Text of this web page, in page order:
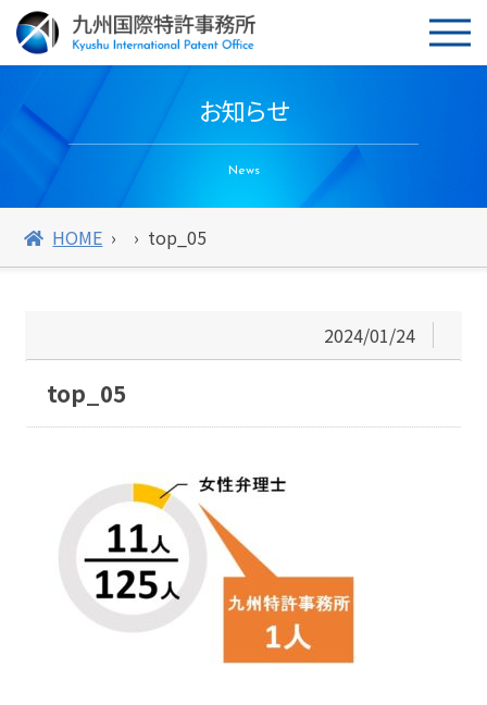
お知らせ
News
HOME top_05
2024/01/24
top_05